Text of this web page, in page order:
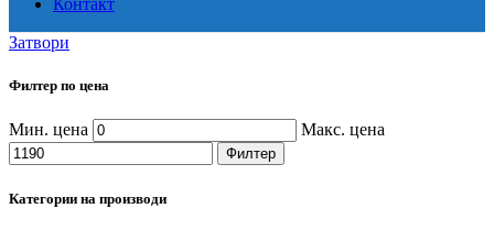
Контакт
Затвори
Филтер по цена
Мин. цена Макс. цена
Филтер
Категории на производи